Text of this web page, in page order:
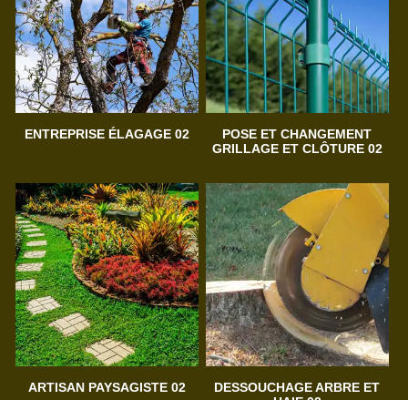
ENTREPRISE ÉLAGAGE 02
POSE ET CHANGEMENT
GRILLAGE ET CLÔTURE 02
ARTISAN PAYSAGISTE 02
DESSOUCHAGE ARBRE ET